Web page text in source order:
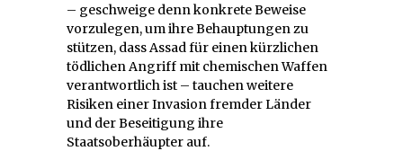
– geschweige denn konkrete Beweise
vorzulegen, um ihre Behauptungen zu
stützen, dass Assad für einen kürzlichen
tödlichen Angriff mit chemischen Waffen
verantwortlich ist – tauchen weitere
Risiken einer Invasion fremder Länder
und der Beseitigung ihre
Staatsoberhäupter auf.